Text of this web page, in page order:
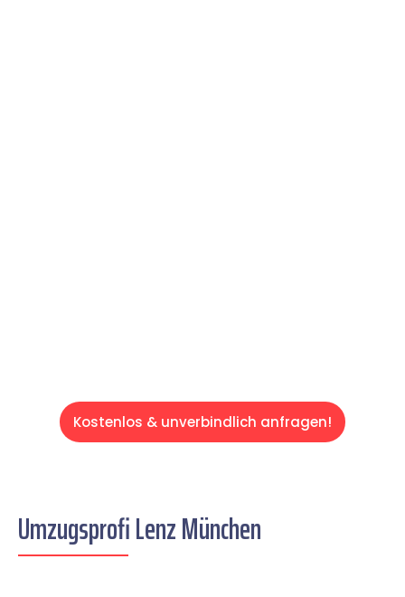
Kostenlos & unverbindlich anfragen!
Umzugsprofi Lenz München